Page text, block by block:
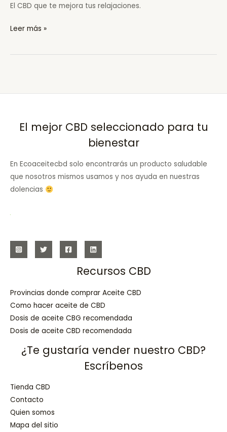
El CBD que te mejora tus relajaciones.
Compra
en
de
Leer más »
El mejor CBD seleccionado para tu
bienestar
En Ecoaceitecbd solo encontrarás un producto saludable
que nosotros mismos usamos y nos ayuda en nuestras
dolencias
Recursos CBD
Provincias donde comprar Aceite CBD
Como hacer aceite de CBD
Dosis de aceite CBG recomendada
Dosis de aceite CBD recomendada
¿Te gustaría vender nuestro CBD?
Escríbenos
Tienda CBD
Contacto
Quien somos
Mapa del sitio